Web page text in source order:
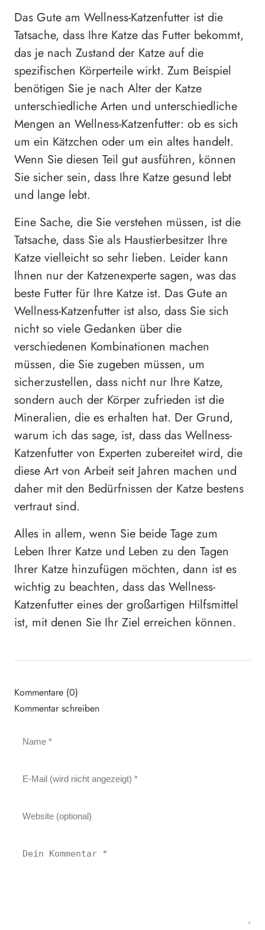
Das Gute am Wellness-Katzenfutter ist die
Tatsache, dass Ihre Katze das Futter bekommt,
das je nach Zustand der Katze auf die
spezifischen Körperteile wirkt. Zum Beispiel
benötigen Sie je nach Alter der Katze
unterschiedliche Arten und unterschiedliche
Mengen an Wellness-Katzenfutter: ob es sich
um ein Kätzchen oder um ein altes handelt.
Wenn Sie diesen Teil gut ausführen, können
Sie sicher sein, dass Ihre Katze gesund lebt
und lange lebt.
Eine Sache, die Sie verstehen müssen, ist die
Tatsache, dass Sie als Haustierbesitzer Ihre
Katze vielleicht so sehr lieben. Leider kann
Ihnen nur der Katzenexperte sagen, was das
beste Futter für Ihre Katze ist. Das Gute an
Wellness-Katzenfutter ist also, dass Sie sich
nicht so viele Gedanken über die
verschiedenen Kombinationen machen
müssen, die Sie zugeben müssen, um
sicherzustellen, dass nicht nur Ihre Katze,
sondern auch der Körper zufrieden ist die
Mineralien, die es erhalten hat. Der Grund,
warum ich das sage, ist, dass das Wellness-
Katzenfutter von Experten zubereitet wird, die
diese Art von Arbeit seit Jahren machen und
daher mit den Bedürfnissen der Katze bestens
vertraut sind.
Alles in allem, wenn Sie beide Tage zum
Leben Ihrer Katze und Leben zu den Tagen
Ihrer Katze hinzufügen möchten, dann ist es
wichtig zu beachten, dass das Wellness-
Katzenfutter eines der großartigen Hilfsmittel
ist, mit denen Sie Ihr Ziel erreichen können.
Kommentare (0)
Kommentar schreiben